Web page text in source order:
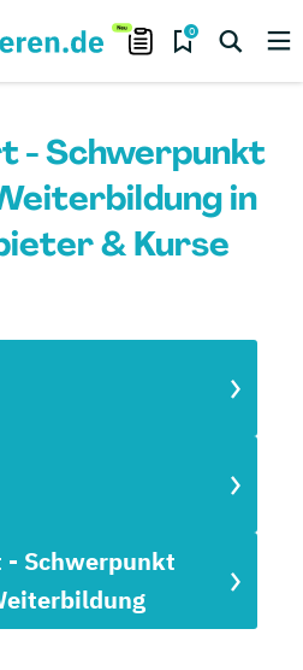
0
- Schwerpunkt
in
& Kurse
Schwerpunkt